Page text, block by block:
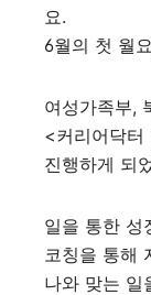
요.
6월의 첫 월
여성가족부,
<커리어닥터
진행하게 되
일을 통한 성
코칭을 통해
나와 맞는 일